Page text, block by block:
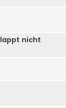
nicht